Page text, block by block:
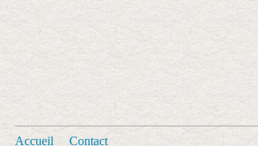
Accueil Contact